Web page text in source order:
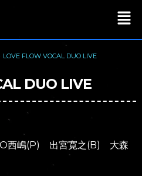
LOVE FLOW VOCAL DUO LIVE
DUO LIVE
西嶋(P) 出宮寛之(B) 大森